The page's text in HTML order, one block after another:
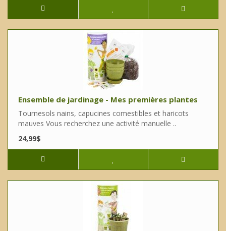
Ensemble de jardinage - Mes premières plantes
Tournesols nains, capucines comestibles et haricots
mauves Vous recherchez une activité manuelle ..
24,99$